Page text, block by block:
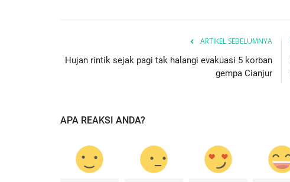
ARTIKEL SEBELUMNYA
Hujan rintik sejak pagi tak halangi evakuasi 5 korban
gempa Cianjur
APA REAKSI ANDA?